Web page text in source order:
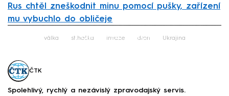
Rus chtěl zneškodnit minu pomocí pušky, zařízení
mu vybuchlo do obličeje
Failed to fetch
válka stíhačka invaze dron Ukrajina
ČTK
Spolehlivý, rychlý a nezávislý zpravodajský servis.